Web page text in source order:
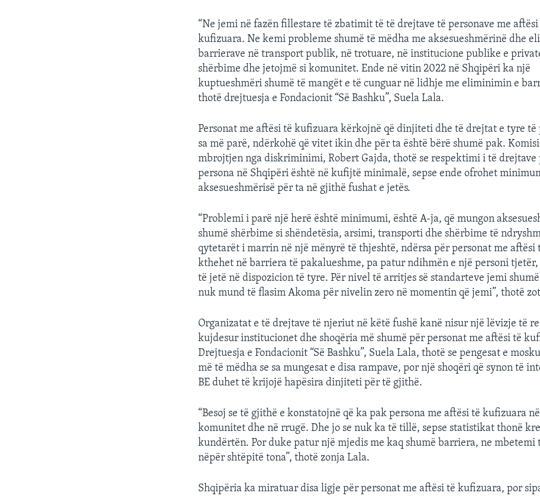
“Ne jemi në fazën fillestare të zbatimit të të drejtave të personave me aftësi
kufizuara. Ne kemi probleme shumë të mëdha me aksesueshmërinë dhe
barrierave në transport publik, në trotuare, në institucione publike e
shërbime dhe jetojmë si komunitet. Ende në vitin 2022 në Shqipëri ka një
kuptueshmëri shumë të mangët e të cunguar në lidhje me eliminimin e
thotë drejtuesja e Fondacionit “Së Bashku”, Suela Lala.
Personat me aftësi të kufizuara kërkojnë që dinjiteti dhe të drejtat e tyre të
sa më parë, ndërkohë që vitet ikin dhe për ta është bërë shumë pak.
mbrojtjen nga diskriminimi, Robert Gajda, thotë se respektimi i të drejtave
persona në Shqipëri është në kufijtë minimalë, sepse ende ofrohet
aksesueshmërisë për ta në gjithë fushat e jetës.
“Problemi i parë një herë është minimumi, është A-ja, që mungon
shumë shërbime si shëndetësia, arsimi, transporti dhe shërbime të
qytetarët i marrin në një mënyrë të thjeshtë, ndërsa për personat me aftësi
kthehet në barriera të pakalueshme, pa patur ndihmën e një personi
të jetë në dispozicion të tyre. Për nivel të arritjes së standarteve jemi
nuk mund të flasim Akoma për nivelin zero në momentin që jemi”, thotë
Organizatat e të drejtave të njeriut në këtë fushë kanë nisur një lëvizje të re
kujdesur institucionet dhe shoqëria më shumë për personat me aftësi të
Drejtuesja e Fondacionit “Së Bashku”, Suela Lala, thotë se pengesat e
më të mëdha se sa mungesat e disa rampave, por një shoqëri që synon të
BE duhet të krijojë hapësira dinjiteti për të gjithë.
“Besoj se të gjithë e konstatojnë që ka pak persona me aftësi të kufizuara
komunitet dhe në rrugë. Dhe jo se nuk ka të tillë, sepse statistikat thonë
kundërtën. Por duke patur një mjedis me kaq shumë barriera, ne mbetemi
nëpër shtëpitë tona”, thotë zonja Lala.
Shqipëria ka miratuar disa ligje për personat me aftësi të kufizuara, por